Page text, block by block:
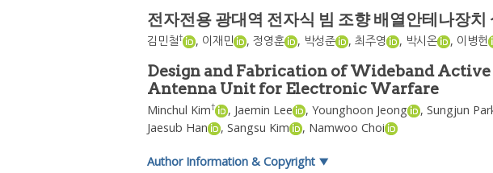
전자전용 광대역 전자식 빔 조향 배열안테나장치
김민철† , 이재민 , 정영훈 , 박성준 , 최주영 , 박시온 , 이병헌
Design and Fabrication of Wideband
Antenna Unit for Electronic Warfare
Minchul Kim† , Jaemin Lee , Younghoon Jeong , Sungjun
Jaesub Han
, Sangsu Kim , Namwoo Choi
Author Information & Copyright ▼